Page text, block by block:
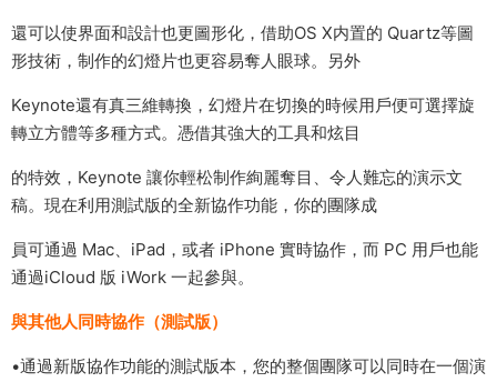
還可以使界面和設計也更圖形化，借助OS X内置的 Quartz等圖
形技術，制作的幻燈片也更容易奪人眼球。另外
Keynote還有真三維轉換，幻燈片在切換的時候用戶便可選擇旋
轉立方體等多種方式。憑借其強大的工具和炫目
的特效，Keynote 讓你輕松制作絢麗奪目、令人難忘的演示文
稿。現在利用測試版的全新協作功能，你的團隊成
員可通過 Mac、iPad，或者 iPhone 實時協作，而 PC 用戶也能
通過iCloud 版 iWork 一起參與。
與其他人同時協作（測試版）
•通過新版協作功能的測試版本，您的整個團隊可以同時在一個演